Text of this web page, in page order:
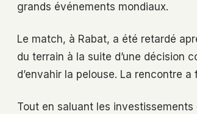
grands événements mondiaux.
Le match, à Rabat, a été retardé
du terrain à la suite d’une décision
d’envahir la pelouse. La rencontre
Tout en saluant les